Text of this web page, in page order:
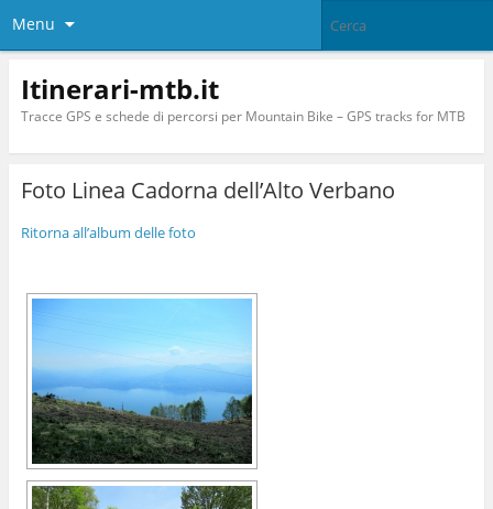
Menu
Itinerari-mtb.it
Tracce GPS e schede di percorsi per Mountain Bike – GPS tracks for MTB
Foto Linea Cadorna dell’Alto Verbano
Ritorna all’album delle foto